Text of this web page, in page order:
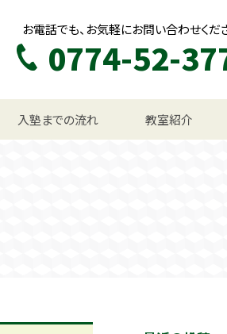
お電話でも、お気軽にお問い合わせくだ
0774-52-
入塾までの流れ 教室紹介